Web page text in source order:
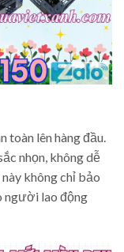
toàn lên hàng đầu.
nhọn, không dễ
không chỉ bảo
người lao động